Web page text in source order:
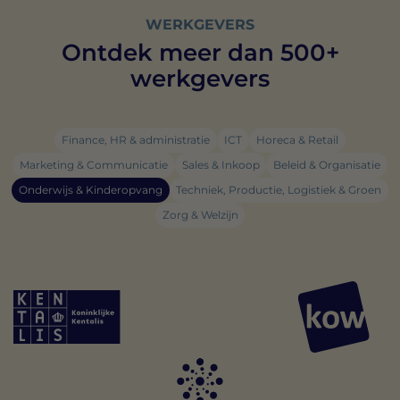
WERKGEVERS
Ontdek meer dan 500+
werkgevers
Finance, HR & administratie ICT
Horeca & Retail
Marketing & Communicatie
Sales & Inkoop
Beleid & Organisatie
Onderwijs & Kinderopvang
Techniek, Productie, Logistiek & Groen
Zorg & Welzijn